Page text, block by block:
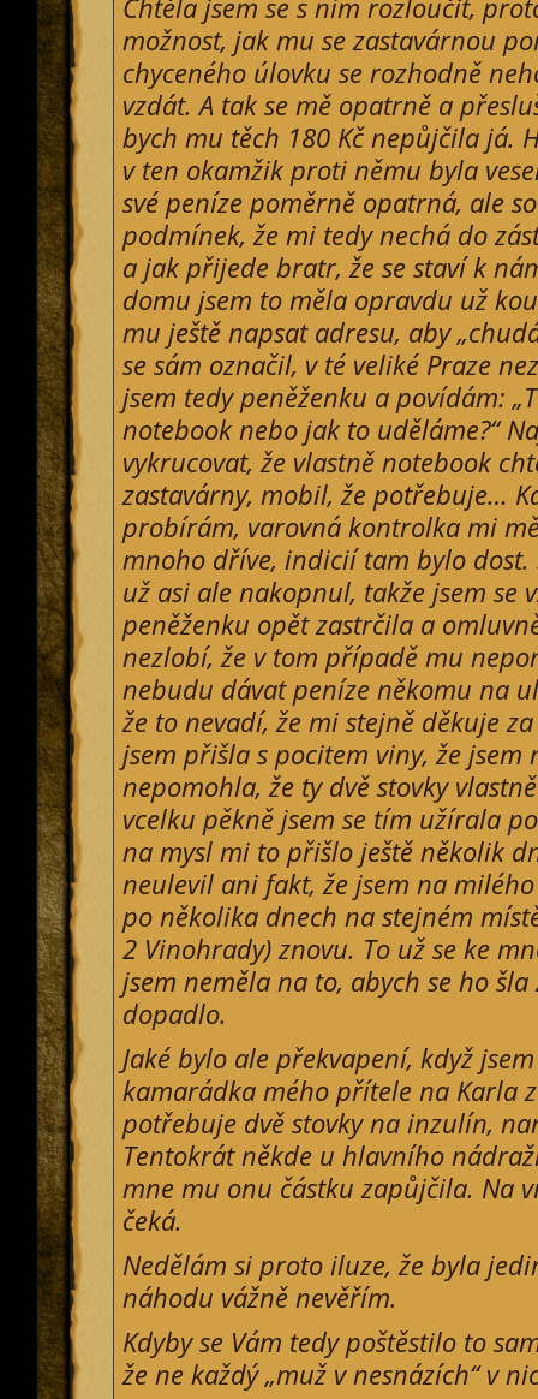
Chtěla jsem se s ním rozloučit,
možnost, jak mu se zastavárnou
chyceného úlovku se rozhodně
vzdát. A tak se mě opatrně a
bych mu těch 180 Kč nepůjčila já.
v ten okamžik proti němu byla
své peníze poměrně opatrná, ale
podmínek, že mi tedy nechá do
a jak přijede bratr, že se staví k
domu jsem to měla opravdu už
mu ještě napsat adresu, aby
se sám označil, v té veliké Praze
jsem tedy peněženku a povídám:
notebook nebo jak to uděláme?“
vykrucovat, že vlastně notebook
zastavárny, mobil, že potřebuje…
probírám, varovná kontrolka mi
mnoho dříve, indicií tam bylo dost.
už asi ale nakopnul, takže jsem se
peněženku opět zastrčila a
nezlobí, že v tom případě mu
nebudu dávat peníze někomu na
že to nevadí, že mi stejně děkuje
jsem přišla s pocitem viny, že jsem
nepomohla, že ty dvě stovky
vcelku pěkně jsem se tím užírala
na mysl mi to přišlo ještě několik
neulevil ani fakt, že jsem na
po několika dnech na stejném
2 Vinohrady) znovu. To už se ke
jsem neměla na to, abych se ho
dopadlo.
Jaké bylo ale překvapení, když
kamarádka mého přítele na Karla
potřebuje dvě stovky na inzulín,
Tentokrát někde u hlavního
mne mu onu částku zapůjčila. Na
čeká.
Nedělám si proto iluze, že byla
náhodu vážně nevěřím.
Kdyby se Vám tedy poštěstilo to
že ne každý „muž v nesnázích“ v